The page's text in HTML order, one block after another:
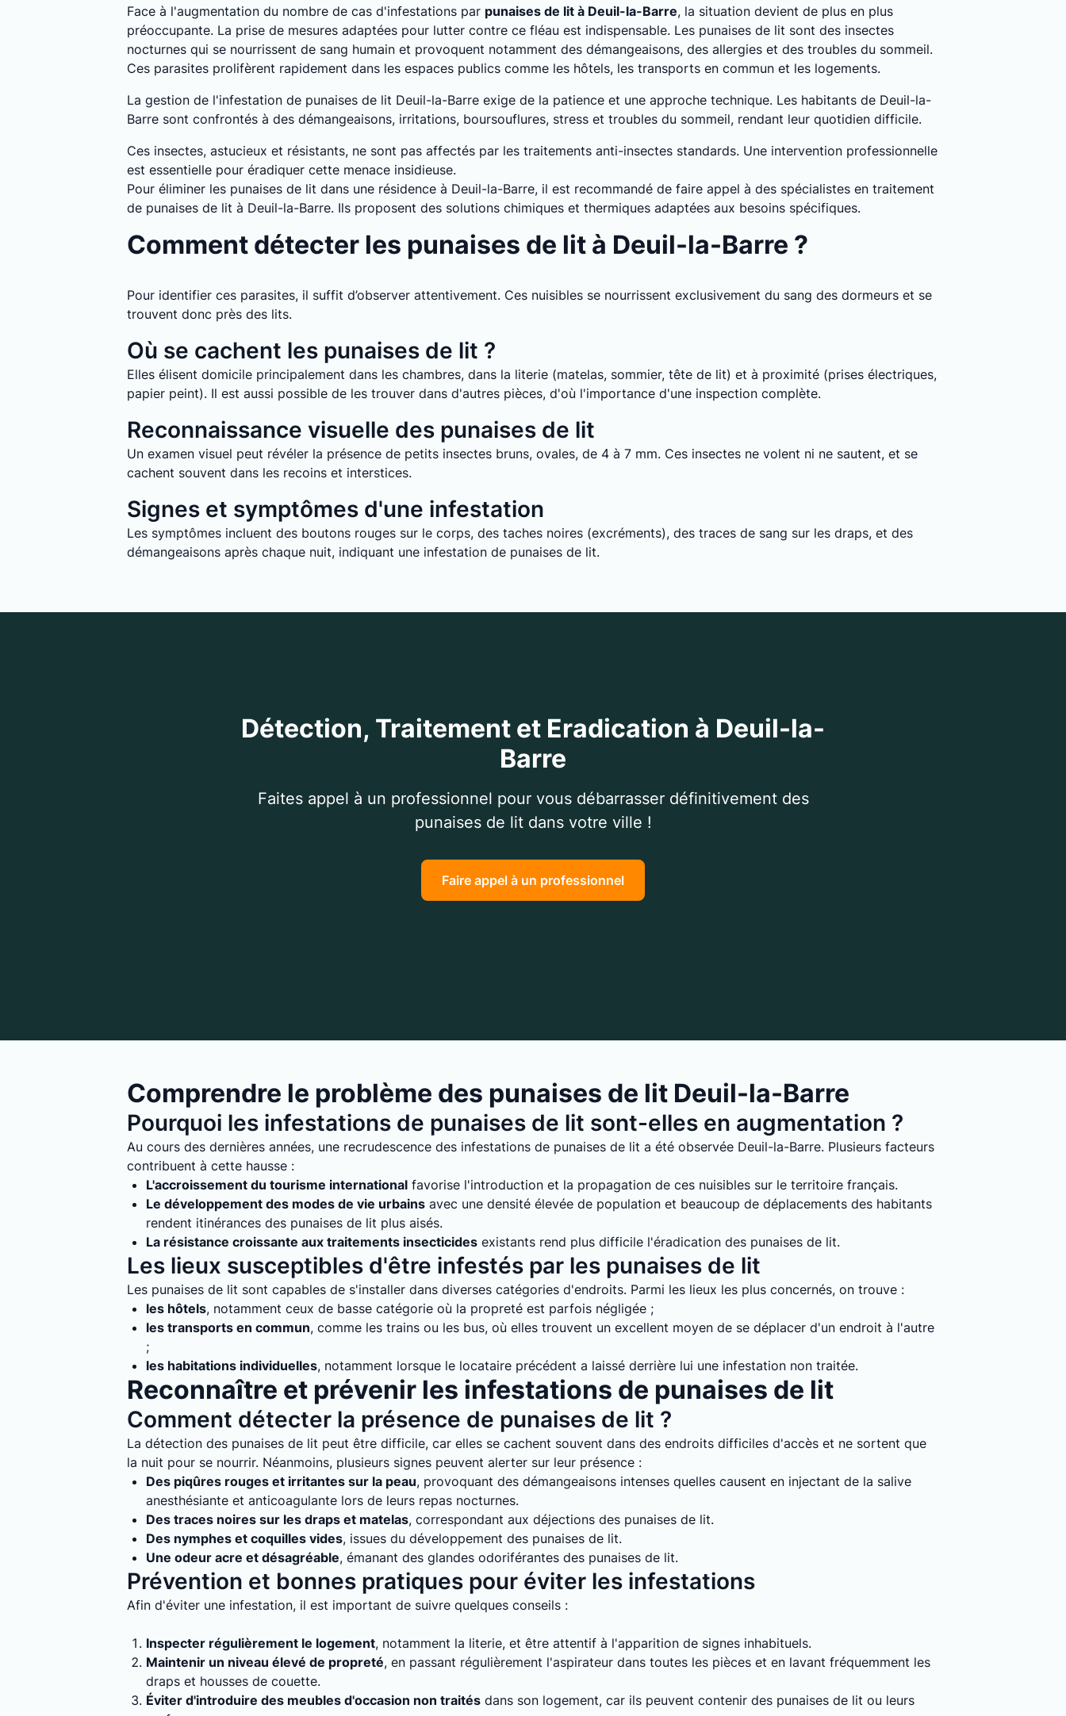
Face à l'augmentation du nombre de cas d'infestations par punaises de lit à Deuil-la-Barre, la situation devient de plus en plus
préoccupante. La prise de mesures adaptées pour lutter contre ce fléau est indispensable. Les punaises de lit sont des insectes
nocturnes qui se nourrissent de sang humain et provoquent notamment des démangeaisons, des allergies et des troubles du sommeil.
Ces parasites prolifèrent rapidement dans les espaces publics comme les hôtels, les transports en commun et les logements.
La gestion de l'infestation de punaises de lit Deuil-la-Barre exige de la patience et une approche technique. Les habitants de Deuil-la-
Barre sont confrontés à des démangeaisons, irritations, boursouflures, stress et troubles du sommeil, rendant leur quotidien difficile.
Ces insectes, astucieux et résistants, ne sont pas affectés par les traitements anti-insectes standards. Une intervention professionnelle
est essentielle pour éradiquer cette menace insidieuse.
Pour éliminer les punaises de lit dans une résidence à Deuil-la-Barre, il est recommandé de faire appel à des spécialistes en traitement
de punaises de lit à Deuil-la-Barre. Ils proposent des solutions chimiques et thermiques adaptées aux besoins spécifiques.
Comment détecter les punaises de lit à Deuil-la-Barre ?
Pour identifier ces parasites, il suffit d’observer attentivement. Ces nuisibles se nourrissent exclusivement du sang des dormeurs et se
trouvent donc près des lits.
Où se cachent les punaises de lit ?
Elles élisent domicile principalement dans les chambres, dans la literie (matelas, sommier, tête de lit) et à proximité (prises électriques,
papier peint). Il est aussi possible de les trouver dans d'autres pièces, d'où l'importance d'une inspection complète.
Reconnaissance visuelle des punaises de lit
Un examen visuel peut révéler la présence de petits insectes bruns, ovales, de 4 à 7 mm. Ces insectes ne volent ni ne sautent, et se
cachent souvent dans les recoins et interstices.
Signes et symptômes d'une infestation
Les symptômes incluent des boutons rouges sur le corps, des taches noires (excréments), des traces de sang sur les draps, et des
démangeaisons après chaque nuit, indiquant une infestation de punaises de lit.
Détection, Traitement et Eradication à Deuil-la-
Barre
Faites appel à un professionnel pour vous débarrasser définitivement des
punaises de lit dans votre ville !
Faire appel à un professionnel
Comprendre le problème des punaises de lit Deuil-la-Barre
Pourquoi les infestations de punaises de lit sont-elles en augmentation ?
Au cours des dernières années, une recrudescence des infestations de punaises de lit a été observée Deuil-la-Barre. Plusieurs facteurs
contribuent à cette hausse :
L'accroissement du tourisme international favorise l'introduction et la propagation de ces nuisibles sur le territoire français.
Le développement des modes de vie urbains avec une densité élevée de population et beaucoup de déplacements des habitants
rendent itinérances des punaises de lit plus aisés.
La résistance croissante aux traitements insecticides existants rend plus difficile l'éradication des punaises de lit.
Les lieux susceptibles d'être infestés par les punaises de lit
Les punaises de lit sont capables de s'installer dans diverses catégories d'endroits. Parmi les lieux les plus concernés, on trouve :
les hôtels, notamment ceux de basse catégorie où la propreté est parfois négligée ;
les transports en commun, comme les trains ou les bus, où elles trouvent un excellent moyen de se déplacer d'un endroit à l'autre
;
les habitations individuelles, notamment lorsque le locataire précédent a laissé derrière lui une infestation non traitée.
Reconnaître et prévenir les infestations de punaises de lit
Comment détecter la présence de punaises de lit ?
La détection des punaises de lit peut être difficile, car elles se cachent souvent dans des endroits difficiles d'accès et ne sortent que
la nuit pour se nourrir. Néanmoins, plusieurs signes peuvent alerter sur leur présence :
Des piqûres rouges et irritantes sur la peau, provoquant des démangeaisons intenses quelles causent en injectant de la salive
anesthésiante et anticoagulante lors de leurs repas nocturnes.
Des traces noires sur les draps et matelas, correspondant aux déjections des punaises de lit.
Des nymphes et coquilles vides, issues du développement des punaises de lit.
Une odeur acre et désagréable, émanant des glandes odoriférantes des punaises de lit.
Prévention et bonnes pratiques pour éviter les infestations
Afin d'éviter une infestation, il est important de suivre quelques conseils :
Inspecter régulièrement le logement, notamment la literie, et être attentif à l'apparition de signes inhabituels.
Maintenir un niveau élevé de propreté, en passant régulièrement l'aspirateur dans toutes les pièces et en lavant fréquemment les
draps et housses de couette.
Éviter d'introduire des meubles d'occasion non traités dans son logement, car ils peuvent contenir des punaises de lit ou leurs